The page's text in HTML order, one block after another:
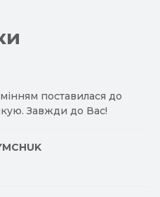
поставилася до
Завжди до Вас!